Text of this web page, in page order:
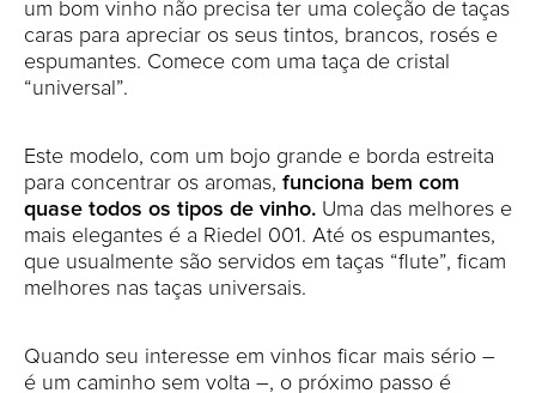
um bom vinho não precisa ter uma coleção de taças
caras para apreciar os seus tintos, brancos, rosés e
espumantes. Comece com uma taça de cristal
“universal”.
Este modelo, com um bojo grande e borda estreita
para concentrar os aromas, funciona bem com
quase todos os tipos de vinho. Uma das melhores e
mais elegantes é a Riedel 001. Até os espumantes,
que usualmente são servidos em taças “flute”, ficam
melhores nas taças universais.
Quando seu interesse em vinhos ficar mais sério –
é um caminho sem volta –, o próximo passo é